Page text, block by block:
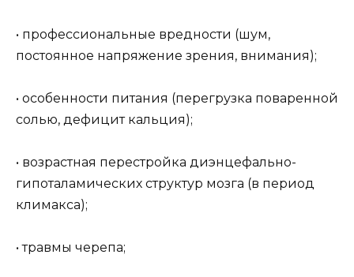
• профессиональные вредности (шум,
постоянное напряжение зрения, внимания);
• особенности питания (перегрузка поваренной
солью, дефицит кальция);
• возрастная перестройка диэнцефально-
гипоталамических структур мозга (в период
климакса);
• травмы черепа;